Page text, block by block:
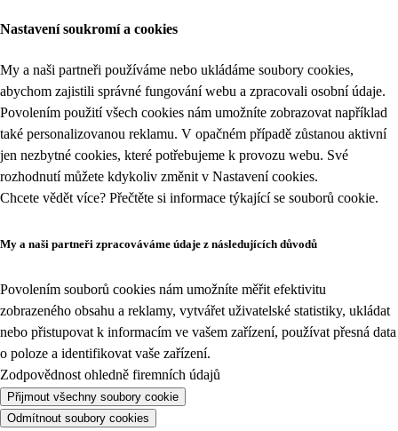
Nastavení soukromí a cookies
My a naši partneři používáme nebo ukládáme soubory cookies,
abychom zajistili správné fungování webu a zpracovali osobní údaje.
Povolením použití všech cookies nám umožníte zobrazovat například
také personalizovanou reklamu. V opačném případě zůstanou aktivní
jen nezbytné cookies, které potřebujeme k provozu webu. Své
rozhodnutí můžete kdykoliv změnit v Nastavení cookies.
Chcete vědět více? Přečtěte si informace týkající se souborů cookie.
My a naši partneři zpracováváme údaje z následujících důvodů
Povolením souborů cookies nám umožníte měřit efektivitu
zobrazeného obsahu a reklamy, vytvářet uživatelské statistiky, ukládat
nebo přistupovat k informacím ve vašem zařízení, používat přesná data
o poloze a identifikovat vaše zařízení.
Zodpovědnost ohledně firemních údajů
Přijmout všechny soubory cookie
Odmítnout soubory cookies